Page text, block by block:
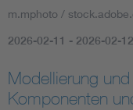
Artificial Intelligence
m.mphoto /
2026-02-11 - 2026-02-12
Modellierung
Komponenten